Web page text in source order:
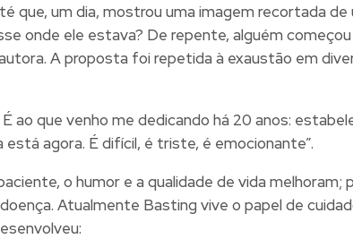
que, um dia, mostrou uma imagem recortada
onde ele estava? De repente, alguém
A proposta foi repetida à exaustão em
ao que venho me dedicando há 20 anos:
agora. É difícil, é triste, é emocionante”.
o humor e a qualidade de vida melhoram;
Atualmente Basting vive o papel de